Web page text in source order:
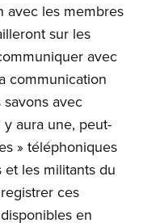
avec les membres
sur les
avec
communication
avec
y aura une, peut-
» téléphoniques
les militants du
ces
en